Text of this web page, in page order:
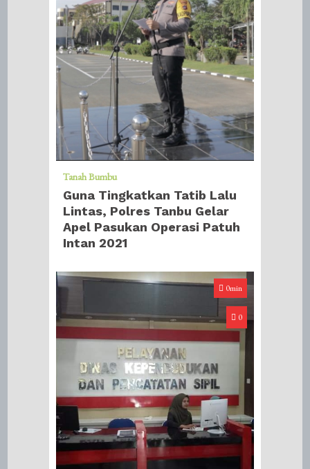
Tanah Bumbu
Guna Tingkatkan Tatib Lalu
Lintas, Polres Tanbu Gelar
Apel Pasukan Operasi Patuh
Intan 2021
0min
0